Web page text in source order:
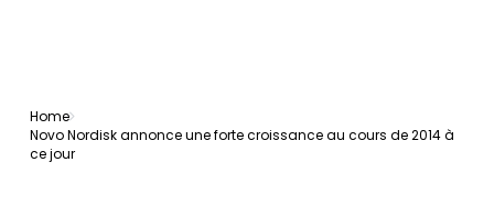
Home
Novo Nordisk annonce une forte croissance au cours de 2014 à
ce jour